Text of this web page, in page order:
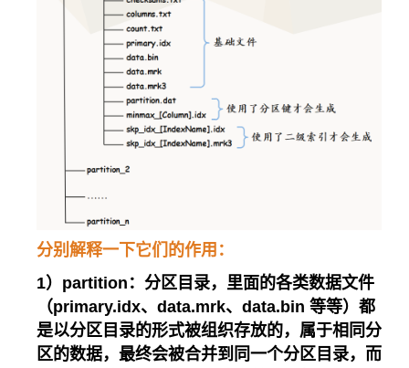
分别解释一下它们的作用：
1）partition：分区目录，里面的各类数据文件
（primary.idx、data.mrk、data.bin 等等）都
是以分区目录的形式被组织存放的，属于相同分
区的数据，最终会被合并到同一个分区目录，而